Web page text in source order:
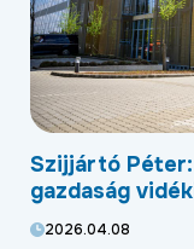
Szijjártó Péter:
gazdaság
2026.04.08